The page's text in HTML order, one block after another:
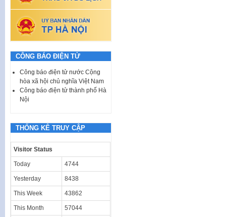
CÔNG BÁO ĐIỆN TỬ
Công báo điện tử nước Cộng
hòa xã hội chủ nghĩa Việt Nam
Công báo điện tử thành phố Hà
Nội
THỐNG KÊ TRUY CẬP
Visitor Status
Today 4744
Yesterday 8438
This Week 43862
This Month 57044